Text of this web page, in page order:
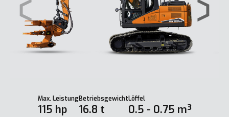
Max. Leistung
115 hp
Betriebsgewicht
16.8 t
Löffel
0.5 - 0.75 m³